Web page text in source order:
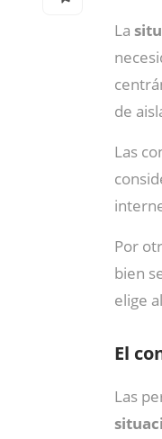
La
de
Las
Por
bien
elige
El
Las